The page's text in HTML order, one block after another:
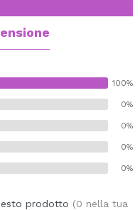
100%
0%
0%
0%
0%
prodotto (0 nella tua